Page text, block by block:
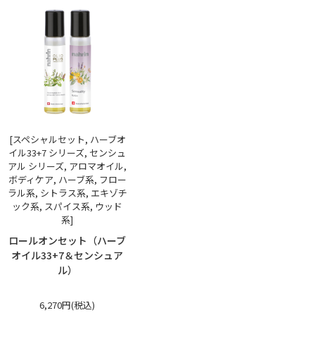
[スペシャルセット, ハーブオ
イル33+7 シリーズ, センシュ
アル シリーズ, アロマオイル,
ボディケア, ハーブ系, フロー
ラル系, シトラス系, エキゾチ
ック系, スパイス系, ウッド
系]
ロールオンセット（ハーブ
オイル33+7＆センシュア
ル）
6,270円(税込)